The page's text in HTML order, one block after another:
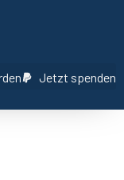
Jetzt spenden